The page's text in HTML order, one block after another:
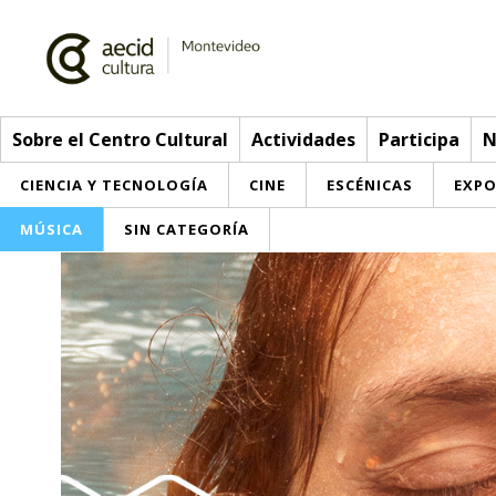
Sobre el Centro Cultural Actividades Participa
CIENCIA Y TECNOLOGÍA CINE ESCÉNICAS
MÚSICA SIN CATEGORÍA
Sobre el Centro Cultural
Red AECID
Equipo
Instalaciones
Visítanos
Actividades
> Ir a Actividades
Esta semana
Inscripciones
Participa
Envíanos tu propuesta
Buzón de sugerencias
Noticias
Convocatorias